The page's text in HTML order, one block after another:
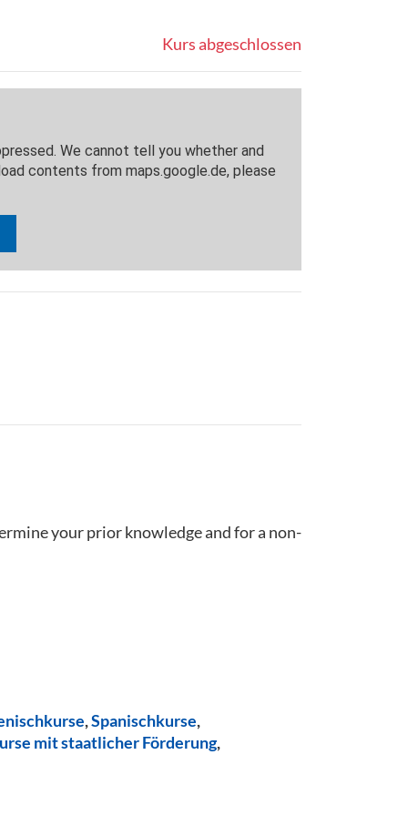
Kurs abgeschlossen
your prior knowledge and for a non-
,Spanischkurse,
mit staatlicher Förderung,